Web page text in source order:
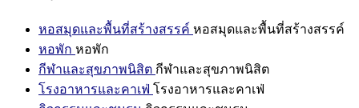
หอสมุดและพื้นที่สร้างสรรค์ หอสมุดและพื้นที่สร้างสรรค์
หอพัก หอพัก
กีฬาและสุขภาพนิสิต กีฬาและสุขภาพนิสิต
โรงอาหารและคาเฟ่ โรงอาหารและคาเฟ่